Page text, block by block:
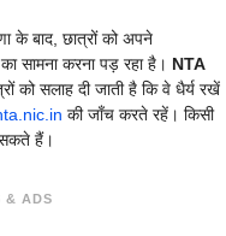
के बाद, छात्रों को अपने
सामना करना पड़ रहा है। NTA
को सलाह दी जाती है कि वे धैर्य रखें
की जाँच करते रहें। किसी
हैं।
& ADS